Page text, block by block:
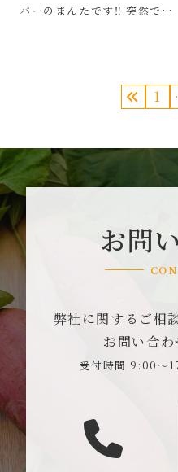
バーのまんたです‼︎ 突然です
1
お問
弊社に関するご相
お問い合わ
受付時間 9:00～